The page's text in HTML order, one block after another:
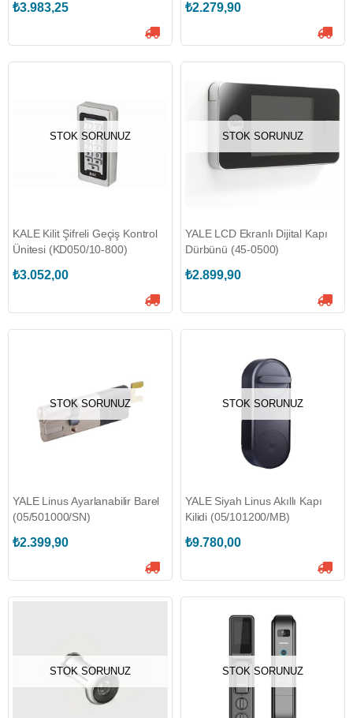
₺3.983,25 ₺2.279,90
STOK SORUNUZ
KALE Kilit Şifreli Geçiş Kontrol
Ünitesi (KD050/10-800)
₺3.052,00
STOK SORUNUZ
YALE LCD Ekranlı Dijital Kapı
Dürbünü (45-0500)
₺2.899,90
STOK SORUNUZ
YALE Linus Ayarlanabilir Barel
(05/501000/SN)
₺2.399,90
STOK SORUNUZ
YALE Siyah Linus Akıllı Kapı
Kilidi (05/101200/MB)
₺9.780,00
STOK SORUNUZ STOK SORUNUZ